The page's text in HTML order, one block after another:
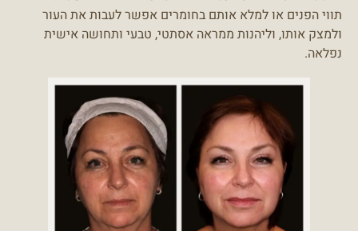
תווי הפנים או למלא אותם בחומרים אפשר לעבות את העור
ולמצק אותו, וליהנות ממראה אסתטי, טבעי ותחושה אישית
נפלאה.